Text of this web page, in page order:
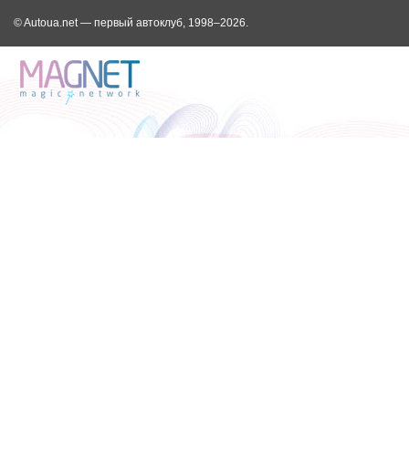
© Autoua.net — первый автоклуб, 1998–2026.